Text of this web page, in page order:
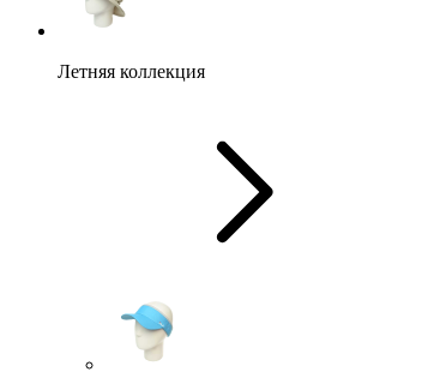
Летняя коллекция